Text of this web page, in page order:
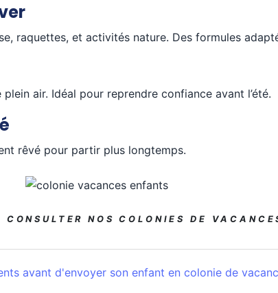
raquettes, et activités nature. Des formules
air. Idéal pour reprendre confiance avant l’été.
rêvé pour partir plus longtemps.
NOS COLONIES DE
avant d'envoyer son enfant en colonie de